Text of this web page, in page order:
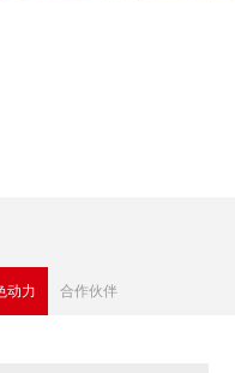
动力 合作伙伴